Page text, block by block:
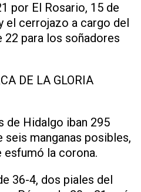
por El Rosario, 15 de
el cerrojazo a cargo del
22 para los soñadores
DE LA GLORIA
de Hidalgo iban 295
seis manganas posibles,
esfumó la corona.
36-4, dos piales del